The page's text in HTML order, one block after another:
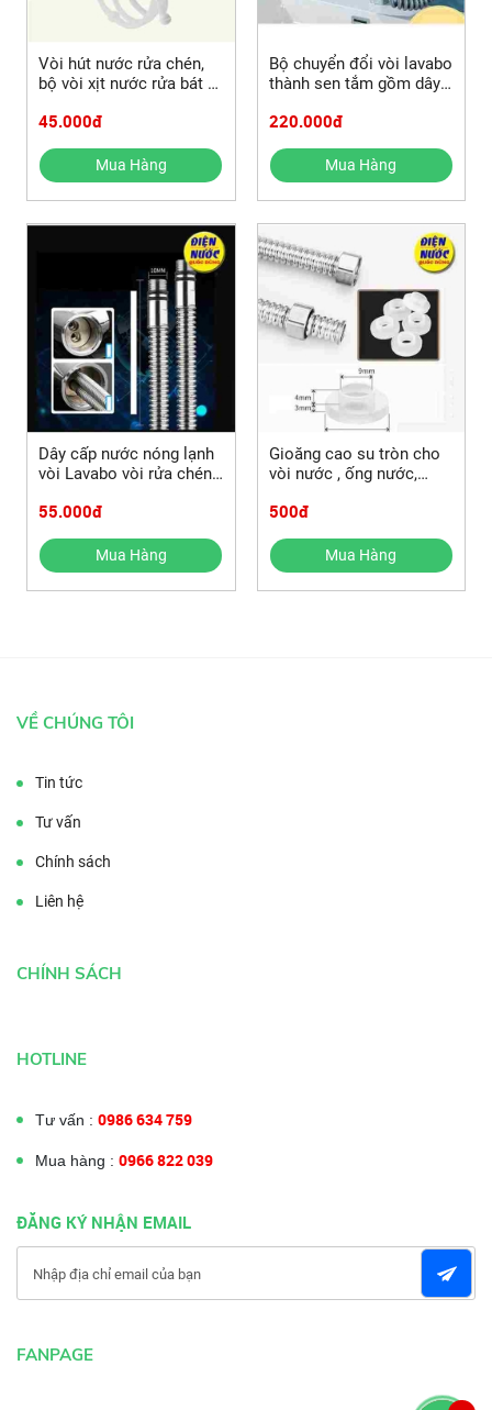
Vòi hút nước rửa chén,
bộ vòi xịt nước rửa bát tự
các mẫu bộ hút khác
45.000đ
Mua Hàng
Bộ chuyển đổi vòi lavabo
thành sen tắm gồm dây
tiện dụng
220.000đ
Mua Hàng
Dây cấp nước nóng lạnh
vòi Lavabo vòi rửa chén
nước loại khác
55.000đ
Mua Hàng
Gioăng cao su tròn cho
vòi nước , ống nước,
mẫu ron ống nước khác
500đ
Mua Hàng
VỀ CHÚNG TÔI
Tin tức
Tư vấn
Chính sách
Liên hệ
CHÍNH SÁCH
HOTLINE
Tư vấn : 0986 634 759
Mua hàng : 0966 822 039
ĐĂNG KÝ NHẬN EMAIL
FANPAGE